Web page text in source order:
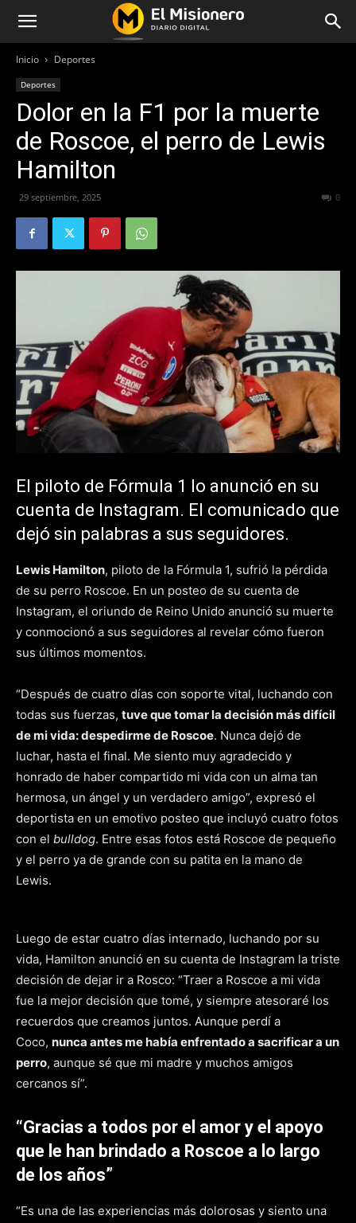
Inicio Deportes
Deportes
Dolor en la F1 por la muerte
de Roscoe, el perro de Lewis
Hamilton
29 septiembre, 2025 0
El piloto de Fórmula 1 lo anunció en su
cuenta de Instagram. El comunicado que
dejó sin palabras a sus seguidores.
Lewis Hamilton, piloto de la Fórmula 1, sufrió la pérdida
de su perro Roscoe. En un posteo de su cuenta de
Instagram, el oriundo de Reino Unido anunció su muerte
y conmocionó a sus seguidores al revelar cómo fueron
sus últimos momentos.
“Después de cuatro días con soporte vital, luchando con
todas sus fuerzas, tuve que tomar la decisión más difícil
de mi vida: despedirme de Roscoe. Nunca dejó de
luchar, hasta el final. Me siento muy agradecido y
honrado de haber compartido mi vida con un alma tan
hermosa, un ángel y un verdadero amigo”, expresó el
deportista en un emotivo posteo que incluyó cuatro fotos
con el bulldog. Entre esas fotos está Roscoe de pequeño
y el perro ya de grande con su patita en la mano de
Lewis.
Luego de estar cuatro días internado, luchando por su
vida, Hamilton anunció en su cuenta de Instagram la triste
decisión de dejar ir a Rosco: “Traer a Roscoe a mi vida
fue la mejor decisión que tomé, y siempre atesoraré los
recuerdos que creamos juntos. Aunque perdí a
Coco, nunca antes me había enfrentado a sacrificar a un
perro, aunque sé que mi madre y muchos amigos
cercanos sí”.
“Gracias a todos por el amor y el apoyo
que le han brindado a Roscoe a lo largo
de los años”
“Es una de las experiencias más dolorosas y siento una